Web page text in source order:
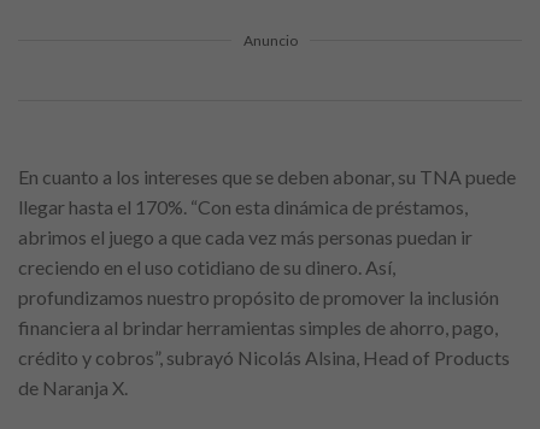
Anuncio
En cuanto a los intereses que se deben abonar, su TNA puede
llegar hasta el 170%. “Con esta dinámica de préstamos,
abrimos el juego a que cada vez más personas puedan ir
creciendo en el uso cotidiano de su dinero. Así,
profundizamos nuestro propósito de promover la inclusión
financiera al brindar herramientas simples de ahorro, pago,
crédito y cobros”, subrayó Nicolás Alsina, Head of Products
de Naranja X.